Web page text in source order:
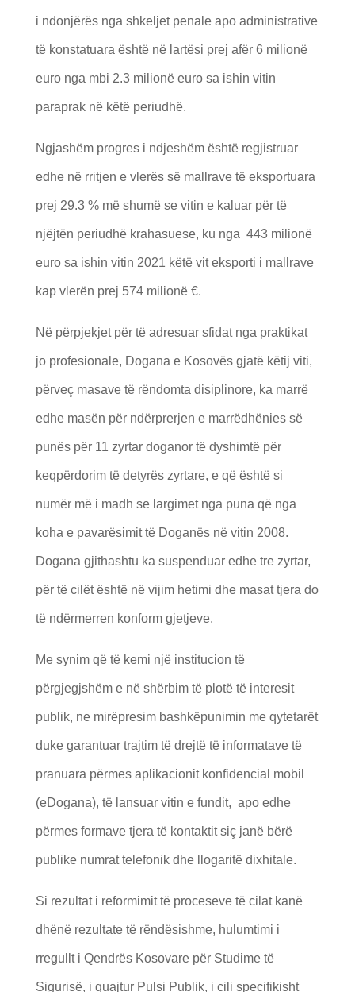
i ndonjërës nga shkeljet penale apo administrative
të konstatuara është në lartësi prej afër 6 milionë
euro nga mbi 2.3 milionë euro sa ishin vitin
paraprak në këtë periudhë.
Ngjashëm progres i ndjeshëm është regjistruar
edhe në rritjen e vlerës së mallrave të eksportuara
prej 29.3 % më shumë se vitin e kaluar për të
njëjtën periudhë krahasuese, ku nga 443 milionë
euro sa ishin vitin 2021 këtë vit eksporti i mallrave
kap vlerën prej 574 milionë €.
Në përpjekjet për të adresuar sfidat nga praktikat
jo profesionale, Dogana e Kosovës gjatë këtij viti,
përveç masave të rëndomta disiplinore, ka marrë
edhe masën për ndërprerjen e marrëdhënies së
punës për 11 zyrtar doganor të dyshimtë për
keqpërdorim të detyrës zyrtare, e që është si
numër më i madh se largimet nga puna që nga
koha e pavarësimit të Doganës në vitin 2008.
Dogana gjithashtu ka suspenduar edhe tre zyrtar,
për të cilët është në vijim hetimi dhe masat tjera do
të ndërmerren konform gjetjeve.
Me synim që të kemi një institucion të
përgjegjshëm e në shërbim të plotë të interesit
publik, ne mirëpresim bashkëpunimin me qytetarët
duke garantuar trajtim të drejtë të informatave të
pranuara përmes aplikacionit konfidencial mobil
(eDogana), të lansuar vitin e fundit, apo edhe
përmes formave tjera të kontaktit siç janë bërë
publike numrat telefonik dhe llogaritë dixhitale.
Si rezultat i reformimit të proceseve të cilat kanë
dhënë rezultate të rëndësishme, hulumtimi i
rregullt i Qendrës Kosovare për Studime të
Sigurisë, i quajtur Pulsi Publik, i cili specifikisht